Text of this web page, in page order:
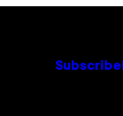
Subscribe